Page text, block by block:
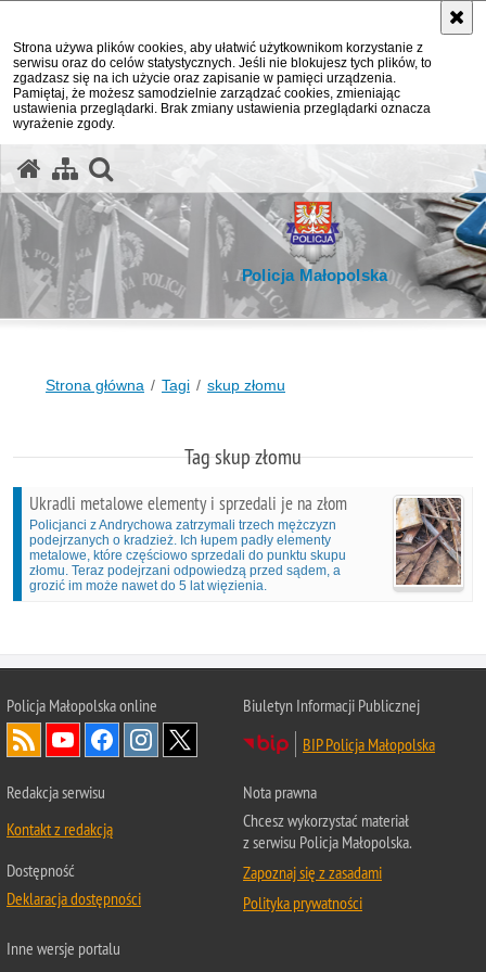
Strona używa plików cookies, aby ułatwić użytkownikom korzystanie z
serwisu oraz do celów statystycznych. Jeśli nie blokujesz tych plików, to
zgadzasz się na ich użycie oraz zapisanie w pamięci urządzenia.
Pamiętaj, że możesz samodzielnie zarządzać cookies, zmieniając
ustawienia przeglądarki. Brak zmiany ustawienia przeglądarki oznacza
wyrażenie zgody.
Policja Małopolska
Strona główna Tagi skup złomu
Tag skup złomu
Ukradli metalowe elementy i sprzedali je na złom
Policjanci z Andrychowa zatrzymali trzech mężczyzn
podejrzanych o kradzież. Ich łupem padły elementy
metalowe, które częściowo sprzedali do punktu skupu
złomu. Teraz podejrzani odpowiedzą przed sądem, a
grozić im może nawet do 5 lat więzienia.
Policja Małopolska online
Biuletyn Informacji Publicznej
BIP Policja Małopolska
Redakcja serwisu
Kontakt z redakcją
Dostępność
Deklaracja dostępności
Nota prawna
Chcesz wykorzystać materiał
z serwisu Policja Małopolska.
Zapoznaj się z zasadami
Polityka prywatności
Inne wersje portalu